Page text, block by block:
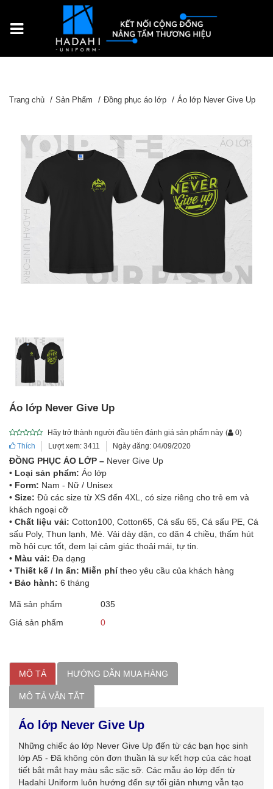
Trang chủ Sản Phẩm Đồng phục áo lớp Áo lớp Never Give Up
Áo lớp Never Give Up
Hãy trở thành người đầu tiên đánh giá sản phẩm này ( 0)
Thích
Lượt xem: 3411 Ngày đăng: 04/09/2020
ĐỒNG PHỤC ÁO LỚP – Never Give Up
• Loại sản phẩm: Áo lớp
• Form: Nam - Nữ / Unisex
• Size: Đủ các size từ XS đến 4XL, có size riêng cho trẻ em và
khách ngoại cỡ
• Chất liệu vải: Cotton100, Cotton65, Cá sấu 65, Cá sấu PE, Cá
sấu Poly, Thun lạnh, Mè. Vải dày dặn, co dãn 4 chiều, thấm hút
mồ hôi cực tốt, đem lại cảm giác thoải mái, tự tin.
• Màu vải: Đa dạng
• Thiết kế / In ấn: Miễn phítheo yêu cầu của khách hàng
• Bảo hành: 6 tháng
Mã sản phẩm
035
Giá sản phẩm
0
MÔ TẢ HƯỚNG DẪN MUA HÀNG
MÔ TẢ VẮN TẮT
Áo lớp Never Give Up
Những chiếc áo lớp Never Give Up đến từ các bạn học sinh
lớp A5 - Đã không còn đơn thuần là sự kết hợp của các hoạt
tiết bắt mắt hay màu sắc sặc sỡ. Các mẫu áo lớp đến từ
Hadahi Uniform luôn hướng đến sự tối giản nhưng vẫn tạo